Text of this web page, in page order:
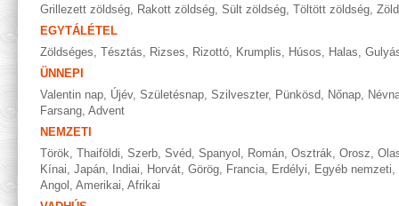
Grillezett zöldség, Rakott zöldség, Sült zöldség, Töltött zöldség,
EGYTÁLÉTEL
Zöldséges, Tésztás, Rizses, Rizottó, Krumplis, Húsos, Halas,
ÜNNEPI
Valentin nap, Újév, Születésnap, Szilveszter, Pünkösd, Nőnap,
Farsang, Advent
NEMZETI
Török, Thaiföldi, Szerb, Svéd, Spanyol , Román, Osztrák, Orosz,
Kínai, Japán, Indiai, Horvát, Görög, Francia, Erdélyi, Egyéb nemzeti,
Angol , Amerikai, Afrikai